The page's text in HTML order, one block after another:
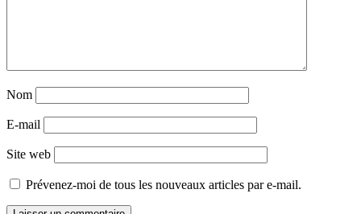
Nom
E-mail
Site web
Prévenez-moi de tous les nouveaux articles par e-mail.